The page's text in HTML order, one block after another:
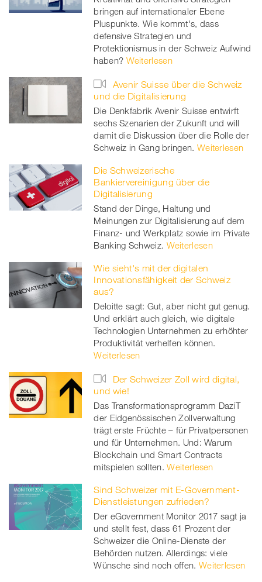
bringen auf internationaler Ebene
Pluspunkte. Wie kommt's, dass
defensive Strategien und
Protektionismus in der Schweiz Aufwind
haben? Weiterlesen
Avenir Suisse über die Schweiz
und die Digitalisierung
Die Denkfabrik Avenir Suisse entwirft
sechs Szenarien der Zukunft und will
damit die Diskussion über die Rolle der
Schweiz in Gang bringen. Weiterlesen
Die Schweizerische
Bankiervereinigung über die
Digitalisierung
Stand der Dinge, Haltung und
Meinungen zur Digitalisierung auf dem
Finanz- und Werkplatz sowie im Private
Banking Schweiz. Weiterlesen
Wie sieht's mit der digitalen
Innovationsfähigkeit der Schweiz
aus?
Deloitte sagt: Gut, aber nicht gut genug.
Und erklärt auch gleich, wie digitale
Technologien Unternehmen zu erhöhter
Produktivität verhelfen können.
Weiterlesen
Der Schweizer Zoll wird digital,
und wie!
Das Transformationsprogramm DaziT
der Eidgenössischen Zollverwaltung
trägt erste Früchte – für Privatpersonen
und für Unternehmen. Und: Warum
Blockchain und Smart Contracts
mitspielen sollten. Weiterlesen
Sind Schweizer mit E-Government-
Dienstleistungen zufrieden?
Der eGovernment Monitor 2017 sagt ja
und stellt fest, dass 61 Prozent der
Schweizer die Online-Dienste der
Behörden nutzen. Allerdings: viele
Wünsche sind noch offen. Weiterlesen